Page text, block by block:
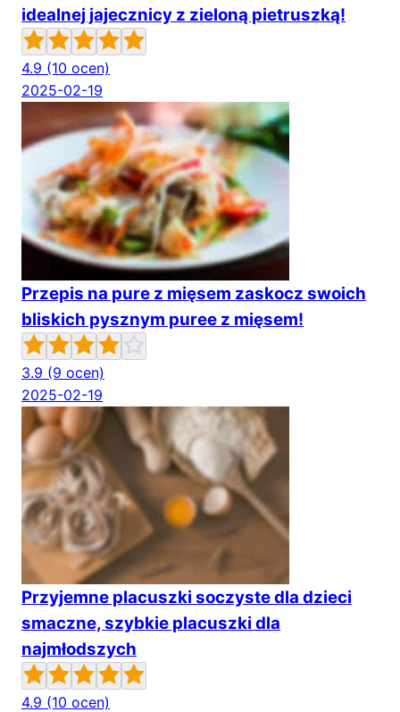
idealnej jajecznicy z zieloną pietruszką!
4.9 (10 ocen)
2025-02-19
Przepis na pure z mięsem zaskocz swoich
bliskich pysznym puree z mięsem!
3.9 (9 ocen)
2025-02-19
Przyjemne placuszki soczyste dla dzieci
smaczne, szybkie placuszki dla
najmłodszych
4.9 (10 ocen)